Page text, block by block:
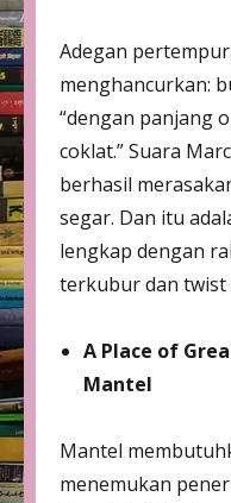
Adegan
menghancurkan:
“dengan panjang
coklat.” Suara
berhasil
segar. Dan itu
lengkap dengan
terkubur dan twist
A Place of
Mantel
Mantel
menemukan